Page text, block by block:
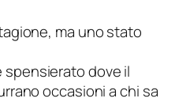
ma uno stato
spensierato dove il
occasioni a chi sa